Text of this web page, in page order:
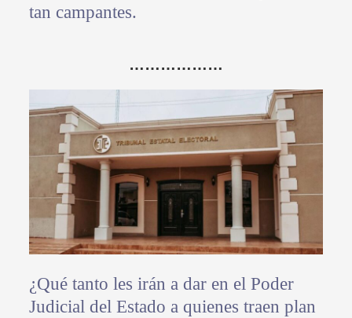
tan campantes.
………………
¿Qué tanto les irán a dar en el Poder
Judicial del Estado a quienes traen plan